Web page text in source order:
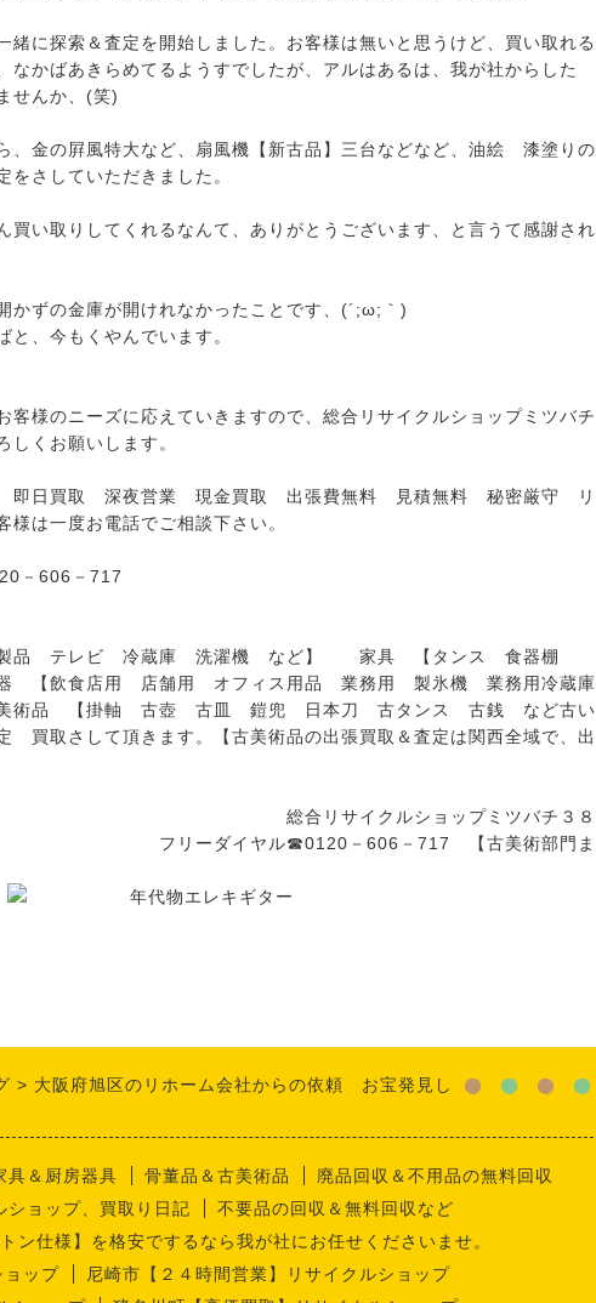
緒に探索＆査定を開始しました。お客様は無いと思うけど、買い取れる
なかばあきらめてるようすでしたが、アルはあるは、我が社からした
せんか、(笑)
、金の屛風特大など、扇風機【新古品】三台などなど、油絵 漆塗りの
をさしていただきました。
買い取りしてくれるなんて、ありがとうございます、と言うて感謝され
かずの金庫が開けれなかったことです、(´;ω;｀)
と、今もくやんでいます。
客様のニーズに応えていきますので、総合リサイクルショップミツバチ
しくお願いします。
即日買取 深夜営業 現金買取 出張費無料 見積無料 秘密厳守 リ
様は一度お電話でご相談下さい。
－606－717
レビ 冷蔵庫 洗濯機 など】 家具 【タンス 食器棚
飲食店用 店舗用 オフィス用品 業務用 製氷機 業務用冷蔵庫
品 【掛軸 古壺 古皿 鎧兜 日本刀 古タンス 古銭 など古い
買取さして頂きます。【古美術品の出張買取＆査定は関西全域で、出
クルショップミツバチ３８
ル☎0120－606－717 【古美術部門ま
大阪府旭区のリホーム会社からの依頼 お宝発見し
具＆厨房器具 骨董品＆古美術品
廃品回収＆不用品の無料回収
ショップ、買取り日記
不要品の回収＆無料回収など
ン仕様】を格安でするなら我が社にお任せくださいませ。
ョップ
尼崎市【２４時間営業】リサイクルショップ